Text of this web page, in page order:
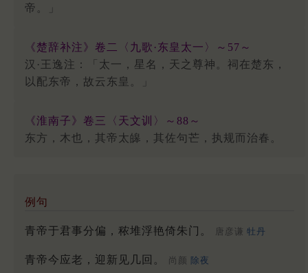
帝。」
《楚辞补注》卷二〈九歌·东皇太一〉～57～
汉·王逸注：「太一，星名，天之尊神。祠在楚东，
以配东帝，故云东皇。」
《淮南子》卷三〈天文训〉～88～
东方，木也，其帝太皞，其佐句芒，执规而治春。
例句
青帝于君事分偏，秾堆浮艳倚朱门。 唐彦谦 牡丹
青帝今应老，迎新见几回。 尚颜 除夜